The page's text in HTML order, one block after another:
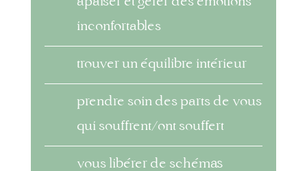
inconfortables
trouver un équilibre intérieur
prendre soin des parts de vous
qui souffrent/ont souffert
vous libérer de schémas